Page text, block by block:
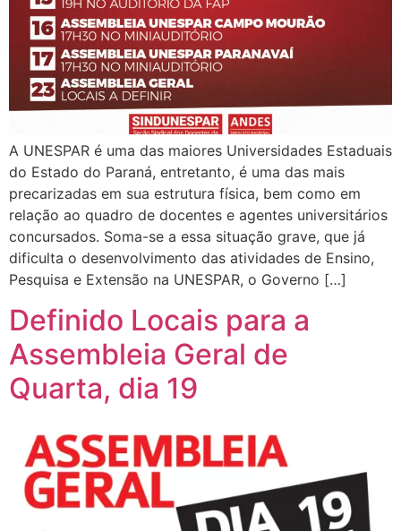
A UNESPAR é uma das maiores Universidades Estaduais
do Estado do Paraná, entretanto, é uma das mais
precarizadas em sua estrutura física, bem como em
relação ao quadro de docentes e agentes universitários
concursados. Soma-se a essa situação grave, que já
dificulta o desenvolvimento das atividades de Ensino,
Pesquisa e Extensão na UNESPAR, o Governo […]
Definido Locais para a
Assembleia Geral de
Quarta, dia 19